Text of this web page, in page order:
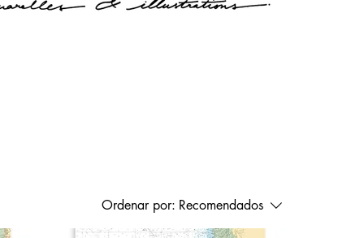
Ordenar por: Recomendados